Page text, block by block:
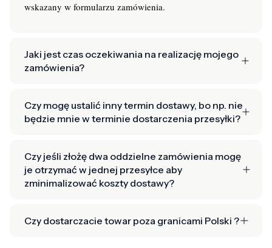
wskazany w formularzu zamówienia.
Jaki jest czas oczekiwania na realizację mojego
zamówienia?
Czy mogę ustalić inny termin dostawy, bo np. nie
będzie mnie w terminie dostarczenia przesyłki?
Czy jeśli złożę dwa oddzielne zamówienia mogę
je otrzymać w jednej przesyłce aby
zminimalizować koszty dostawy?
Czy dostarczacie towar poza granicami Polski ?